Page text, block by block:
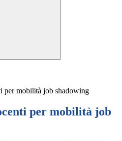
per mobilità job shadowing
per mobilità job